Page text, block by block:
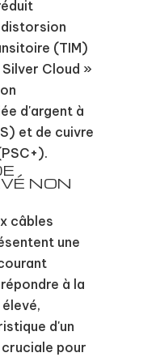
(TIM)
Cloud »
d'argent à
et de cuivre
NON
câbles
une
à la
d'un
pour